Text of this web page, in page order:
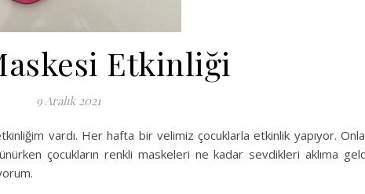
Etkinliği
9 Aralık 2021
vardı. Her hafta bir velimiz çocuklarla etkinlik yapıyor.
çocukların renkli maskeleri ne kadar sevdikleri aklıma